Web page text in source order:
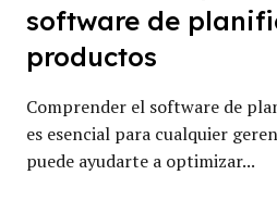
software de
productos
Comprender el software de
es esencial para cualquier
puede ayudarte a optimizar...